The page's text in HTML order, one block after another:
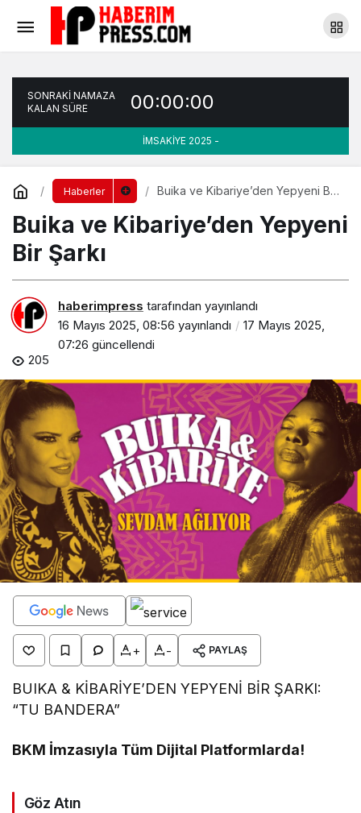
SONRAKİ NAMAZA
KALAN SÜRE
00:00:00
İMSAKİYE 2025 -
Haberler
Buika ve Kibariye’den Yepyeni Bir
Buika ve Kibariye’den Yepyeni
Bir Şarkı
haberimpress tarafından yayınlandı
16 Mayıs 2025, 08:56 yayınlandı
17 Mayıs 2025,
07:26 güncellendi
205
+ - PAYLAŞ
BUIKA & KİBARİYE’DEN YEPYENİ BİR ŞARKI:
“TU BANDERA”
BKM İmzasıyla Tüm Dijital Platformlarda!
Göz Atın
İstanbul Ev Tekstili Dünyasının Kalbi Olmaya